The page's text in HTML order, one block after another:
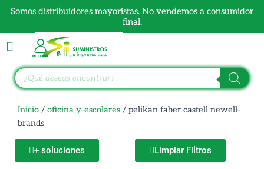
contenido
Somos distribuidores mayoristas. No vendemos a consumidor
final.
Búsqueda
de
productos
Inicio / oficina y-escolares / pelikan faber castell newell-
brands
+ soluciones Limpiar Filtros